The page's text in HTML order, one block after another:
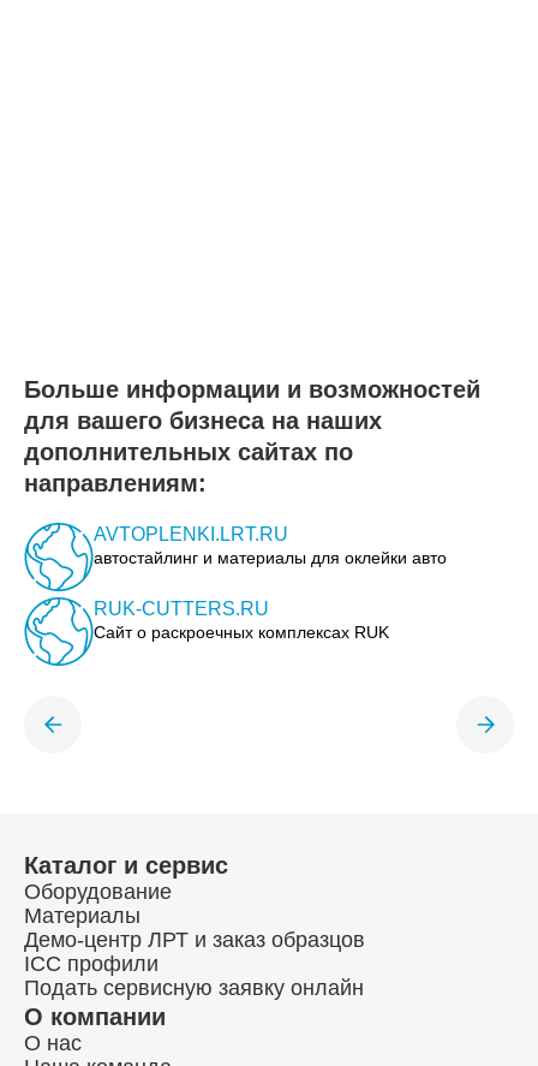
Больше информации и возможностей
для вашего бизнеса на наших
дополнительных сайтах по
направлениям:
AVTOPLENKI.LRT.RU
автостайлинг и материалы для оклейки авто
RUK-CUTTERS.RU
Сайт о раскроечных комплексах RUK
Каталог и сервис
Оборудование
Материалы
Демо-центр ЛРТ и заказ образцов
ICC профили
Подать сервисную заявку онлайн
О компании
О нас